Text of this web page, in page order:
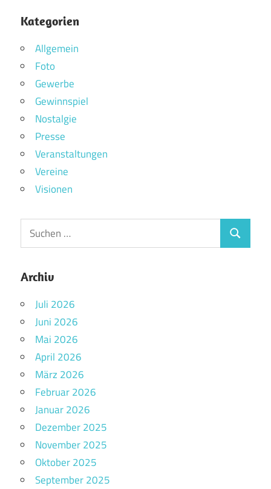
Kategorien
Allgemein
Foto
Gewerbe
Gewinnspiel
Nostalgie
Presse
Veranstaltungen
Vereine
Visionen
Archiv
Juli 2026
Juni 2026
Mai 2026
April 2026
März 2026
Februar 2026
Januar 2026
Dezember 2025
November 2025
Oktober 2025
September 2025